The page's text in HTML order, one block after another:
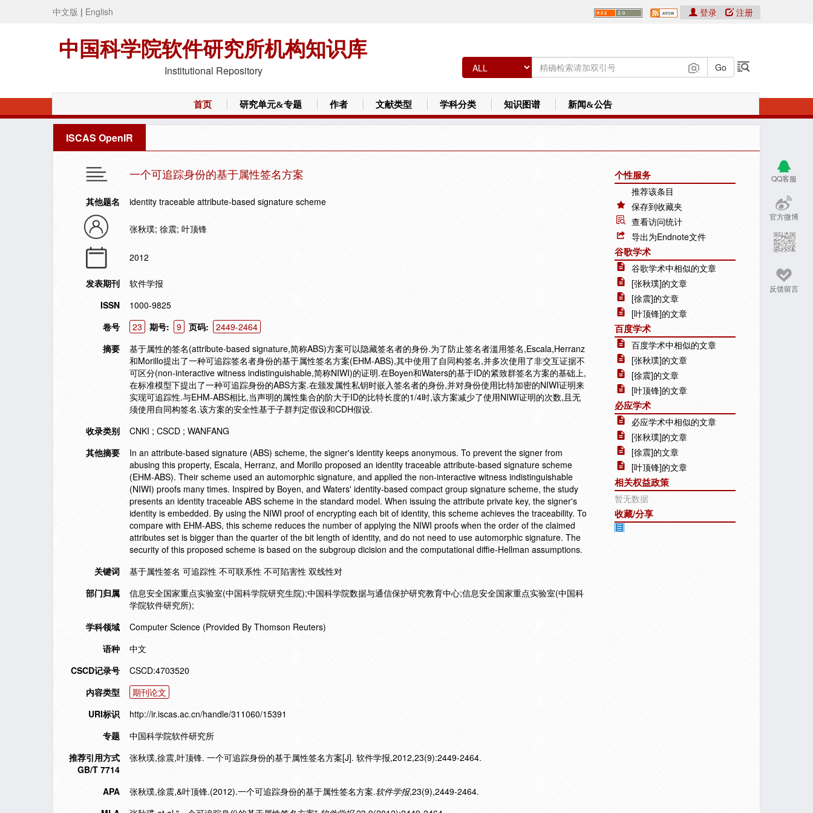
中文版 | English
中国科学院软件研究所机构知识库
Institutional Repository
登录 注册
首页 研究单元&专题 作者 文献类型 学科分类 知识图谱 新闻&公告
ISCAS OpenIR
QQ客服
官方微博
反馈留言
一个可追踪身份的基于属性签名方案
其他题名 identity traceable attribute-based signature scheme
张秋璞; 徐震; 叶顶锋
2012
发表期刊
软件学报
ISSN
1000-9825
卷号
23 期号: 9 页码:
2449-2464
摘要
基于属性的签名(attribute-based signature,简称ABS)方案可以隐藏签名者的身份.为了防止签名者滥用签名,Escala,Herranz
和Morillo提出了一种可追踪签名者身份的基于属性签名方案(EHM-ABS),其中使用了自同构签名,并多次使用了非交互证据不
可区分(non-interactive witness indistinguishable,简称NIWI)的证明.在Boyen和Waters的基于ID的紧致群签名方案的基础上,
在标准模型下提出了一种可追踪身份的ABS方案.在颁发属性私钥时嵌入签名者的身份,并对身份使用比特加密的NIWI证明来
实现可追踪性.与EHM-ABS相比,当声明的属性集合的阶大于ID的比特长度的1/4时,该方案减少了使用NIWI证明的次数,且无
须使用自同构签名.该方案的安全性基于子群判定假设和CDH假设.
收录类别
CNKI ; CSCD ; WANFANG
其他摘要
In an attribute-based signature (ABS) scheme, the signer's identity keeps anonymous. To prevent the signer from
abusing this property, Escala, Herranz, and Morillo proposed an identity traceable attribute-based signature scheme
(EHM-ABS). Their scheme used an automorphic signature, and applied the non-interactive witness indistinguishable
(NIWI) proofs many times. Inspired by Boyen, and Waters' identity-based compact group signature scheme, the study
presents an identity traceable ABS scheme in the standard model. When issuing the attribute private key, the signer's
identity is embedded. By using the NIWI proof of encrypting each bit of identity, this scheme achieves the traceability. To
compare with EHM-ABS, this scheme reduces the number of applying the NIWI proofs when the order of the claimed
attributes set is bigger than the quarter of the bit length of identity, and do not need to use automorphic signature. The
security of this proposed scheme is based on the subgroup dicision and the computational diffie-Hellman assumptions.
关键词
基于属性签名 可追踪性 不可联系性 不可陷害性 双线性对
部门归属
信息安全国家重点实验室(中国科学院研究生院);中国科学院数据与通信保护研究教育中心;信息安全国家重点实验室(中国科
学院软件研究所);
学科领域
Computer Science (Provided By Thomson Reuters)
语种
中文
CSCD记录号
CSCD:4703520
内容类型
期刊论文
URI标识
http://ir.iscas.ac.cn/handle/311060/15391
专题
中国科学院软件研究所
推荐引用方式
GB/T 7714
张秋璞,徐震,叶顶锋. 一个可追踪身份的基于属性签名方案[J]. 软件学报,2012,23(9):2449-2464.
APA 张秋璞,徐震,&叶顶锋.(2012).一个可追踪身份的基于属性签名方案.软件学报,23(9),2449-2464.
个性服务
推荐该条目
保存到收藏夹
查看访问统计
导出为Endnote文件
谷歌学术
谷歌学术中相似的文章
[张秋璞]的文章
[徐震]的文章
[叶顶锋]的文章
百度学术
百度学术中相似的文章
[张秋璞]的文章
[徐震]的文章
[叶顶锋]的文章
必应学术
必应学术中相似的文章
[张秋璞]的文章
[徐震]的文章
[叶顶锋]的文章
相关权益政策
暂无数据
收藏/分享